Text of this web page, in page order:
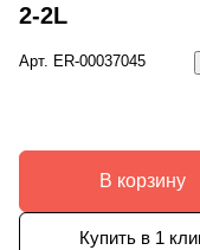
2-2L
Арт. ER-00037045
В корзину
Купить в 1